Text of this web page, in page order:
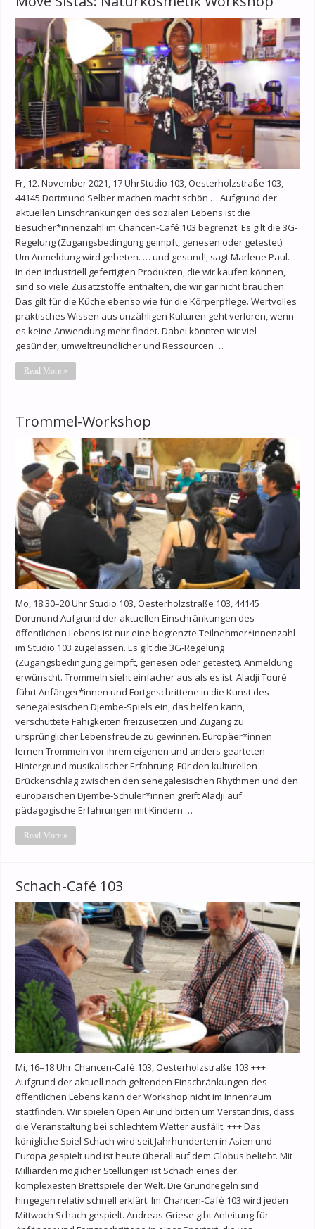
Fr, 12. November 2021, 17 UhrStudio 103, Oesterholzstraße 103,
44145 Dortmund Selber machen macht schön … Aufgrund der
aktuellen Einschränkungen des sozialen Lebens ist die
Besucher*innenzahl im Chancen-Café 103 begrenzt. Es gilt die 3G-
Regelung (Zugangsbedingung geimpft, genesen oder getestet).
Um Anmeldung wird gebeten. … und gesund!, sagt Marlene Paul.
In den industriell gefertigten Produkten, die wir kaufen können,
sind so viele Zusatzstoffe enthalten, die wir gar nicht brauchen.
Das gilt für die Küche ebenso wie für die Körperpflege. Wertvolles
praktisches Wissen aus unzähligen Kulturen geht verloren, wenn
es keine Anwendung mehr findet. Dabei könnten wir viel
gesünder, umweltreundlicher und Ressourcen …
Read More »
Trommel-Workshop
Mo, 18:30–20 Uhr Studio 103, Oesterholzstraße 103, 44145
Dortmund Aufgrund der aktuellen Einschränkungen des
öffentlichen Lebens ist nur eine begrenzte Teilnehmer*innenzahl
im Studio 103 zugelassen. Es gilt die 3G-Regelung
(Zugangsbedingung geimpft, genesen oder getestet). Anmeldung
erwünscht. Trommeln sieht einfacher aus als es ist. Aladji Touré
führt Anfänger*innen und Fortgeschrittene in die Kunst des
senegalesischen Djembe-Spiels ein, das helfen kann,
verschüttete Fähigkeiten freizusetzen und Zugang zu
ursprünglicher Lebensfreude zu gewinnen. Europäer*innen
lernen Trommeln vor ihrem eigenen und anders gearteten
Hintergrund musikalischer Erfahrung. Für den kulturellen
Brückenschlag zwischen den senegalesischen Rhythmen und den
europäischen Djembe-Schüler*innen greift Aladji auf
pädagogische Erfahrungen mit Kindern …
Read More »
Schach-Café 103
Mi, 16–18 Uhr Chancen-Café 103, Oesterholzstraße 103 +++
Aufgrund der aktuell noch geltenden Einschränkungen des
öffentlichen Lebens kann der Workshop nicht im Innenraum
stattfinden. Wir spielen Open Air und bitten um Verständnis, dass
die Veranstaltung bei schlechtem Wetter ausfällt. +++ Das
königliche Spiel Schach wird seit Jahrhunderten in Asien und
Europa gespielt und ist heute überall auf dem Globus beliebt. Mit
Milliarden möglicher Stellungen ist Schach eines der
komplexesten Brettspiele der Welt. Die Grundregeln sind
hingegen relativ schnell erklärt. Im Chancen-Café 103 wird jeden
Mittwoch Schach gespielt. Andreas Griese gibt Anleitung für